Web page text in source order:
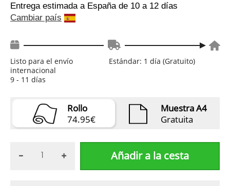
Entrega estimada a España de 10 a 12 días
Cambiar país
Listo para el envío
internacional
9 - 11 días
Estándar: 1 día (Gratuito)
Rollo
74.95€
Muestra A4
Gratuita
Añadir a la cesta